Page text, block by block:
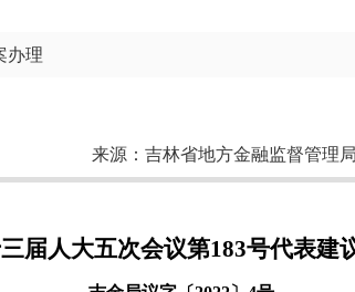
办理
来源： 吉林省地方金融监督管理局
届人大五次会议第183号代表建